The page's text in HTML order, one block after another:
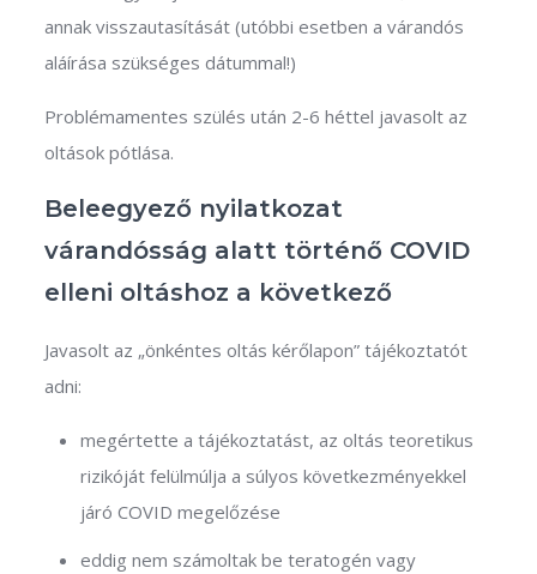
annak visszautasítását (utóbbi esetben a várandós
aláírása szükséges dátummal!)
Problémamentes szülés után 2-6 héttel javasolt az
oltások pótlása.
Beleegyező nyilatkozat
várandósság alatt történő COVID
elleni oltáshoz a következő
Javasolt az „önkéntes oltás kérőlapon” tájékoztatót
adni:
megértette a tájékoztatást, az oltás teoretikus
rizikóját felülmúlja a súlyos következményekkel
járó COVID megelőzése
eddig nem számoltak be teratogén vagy